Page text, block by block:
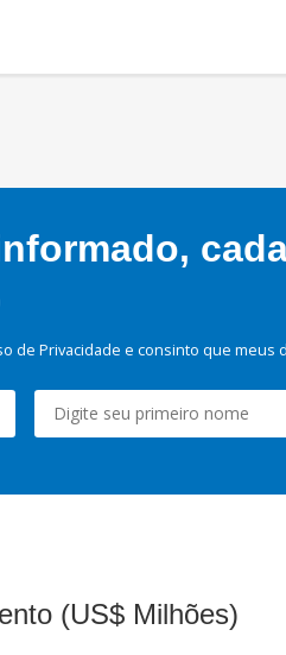
de Privacidade e consinto que
(US$ Milhões)